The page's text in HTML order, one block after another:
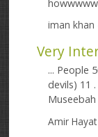
iman khan
Very
... People
devils) 11 .
Amir Hayat